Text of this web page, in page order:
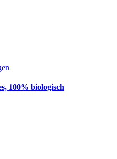
100% biologisch